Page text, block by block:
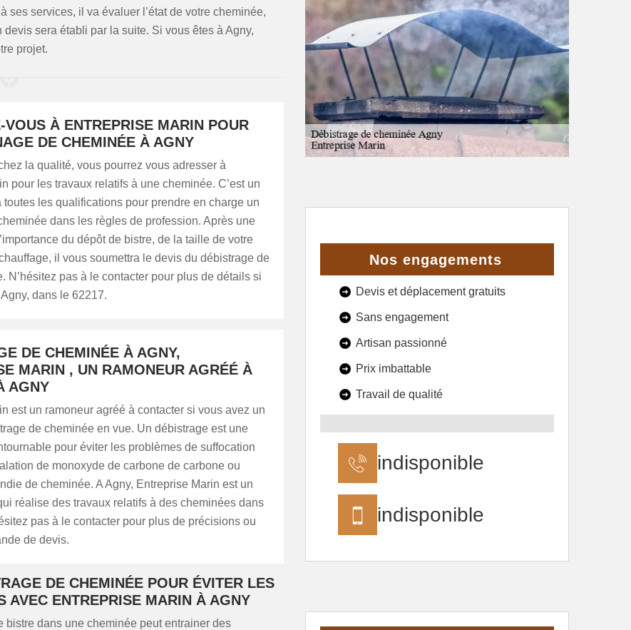
services, il va évaluer l’état de votre cheminée,
sera établi par la suite. Si vous êtes à Agny,
projet.
VOUS À ENTREPRISE MARIN POUR
DE CHEMINÉE À AGNY
la qualité, vous pourrez vous adresser à
pour les travaux relatifs à une cheminée. C’est un
toutes les qualifications pour prendre en charge un
dans les règles de profession. Après une
du dépôt de bistre, de la taille de votre
il vous soumettra le devis du débistrage de
N’hésitez pas à le contacter pour plus de détails si
dans le 62217.
DE CHEMINÉE À AGNY,
MARIN , UN RAMONEUR AGRÉÉ À
AGNY
est un ramoneur agréé à contacter si vous avez un
de cheminée en vue. Un débistrage est une
pour éviter les problèmes de suffocation
de monoxyde de carbone de carbone ou
de cheminée. A Agny, Entreprise Marin est un
réalise des travaux relatifs à des cheminées dans
pas à le contacter pour plus de précisions ou
de devis.
DE CHEMINÉE POUR ÉVITER LES
AVEC ENTREPRISE MARIN À AGNY
bistre dans une cheminée peut entrainer des
Nos engagements
Devis et déplacement gratuits
Sans engagement
Artisan passionné
Prix imbattable
Travail de qualité
indisponible
indisponible